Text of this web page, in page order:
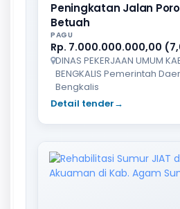
Peningkatan Jalan
Betuah
PAGU
Rp. 7.000.000.000,00
DINAS PEKERJAAN UMUM
BENGKALIS Pemerintah
Bengkalis
Detail tender→